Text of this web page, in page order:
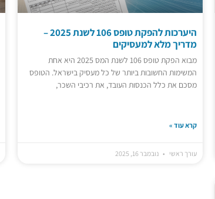
היערכות להפקת טופס 106 לשנת 2025 –
מדריך מלא למעסיקים
מבוא הפקת טופס 106 לשנת המס 2025 היא אחת
המשימות החשובות ביותר של כל מעסיק בישראל. הטופס
מסכם את כלל הכנסות העובד, את רכיבי השכר,
קרא עוד »
עורך ראשי נובמבר 16, 2025